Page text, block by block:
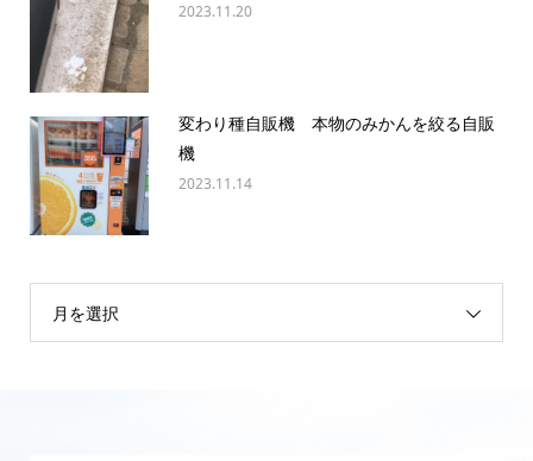
2023.11.20
変わり種自販機 本物のみかんを絞る自販
機
2023.11.14
月を選択